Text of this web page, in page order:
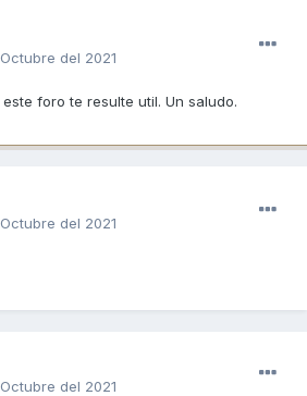
del 2021
foro te resulte util. Un saludo.
del 2021
del 2021